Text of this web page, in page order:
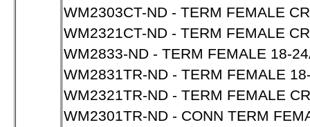
WM2303CT-ND - TERM FEMALE
WM2321CT-ND - TERM FEMALE
WM2833-ND - TERM FEMALE 18-
WM2831TR-ND - TERM FEMALE
WM2321TR-ND - TERM FEMALE
WM2301TR-ND - CONN TERM